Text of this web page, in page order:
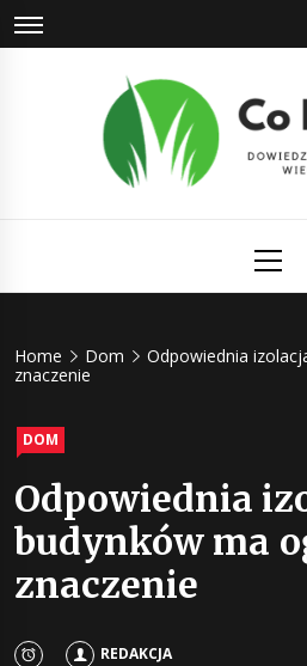
Skip
to
Menu
Home Dom
Odpowiednia
znaczenie
DOM
Odpowiednia
budynków ma
znaczenie
REDAKCJA